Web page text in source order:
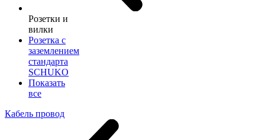
Розетки и
вилки
Розетка с
заземлением
стандарта
SCHUKO
Показать
все
Кабель провод